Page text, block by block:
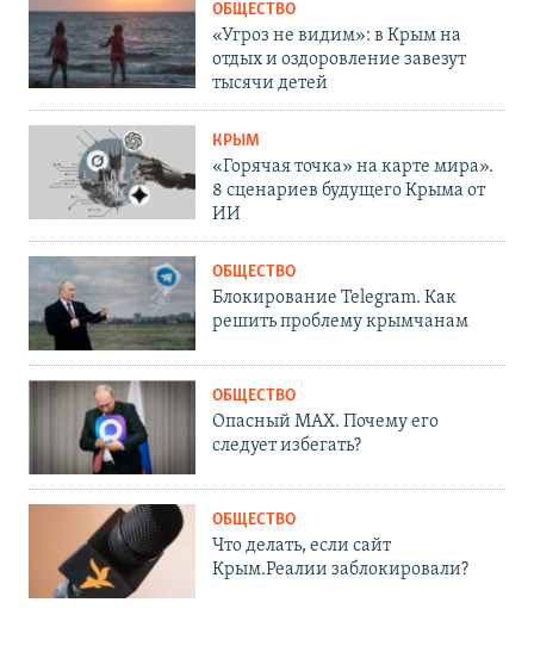
ОБЩЕСТВО
«Угроз не видим»: в Крым на
отдых и оздоровление завезут
тысячи детей
КРЫМ
«Горячая точка» на карте мира».
8 сценариев будущего Крыма от
ИИ
ОБЩЕСТВО
Блокирование Telegram. Как
решить проблему крымчанам
ОБЩЕСТВО
Опасный MAX. Почему его
следует избегать?
ОБЩЕСТВО
Что делать, если сайт
Крым.Реалии заблокировали?